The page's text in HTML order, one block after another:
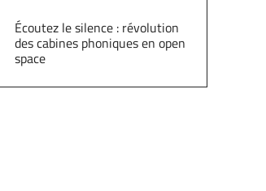
Écoutez le silence : révolution
des cabines phoniques en open
space